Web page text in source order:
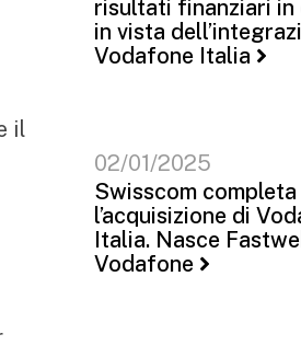
il
risultati finanziari in
in vista
Vodafone Italia
02/01/2025
Swisscom completa
l’acquisizione di
Italia. Nasce
Vodafone